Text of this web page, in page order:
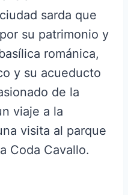
sarda que
su patrimonio y
románica,
y su acueducto
de la
viaje a la
visita al parque
Coda Cavallo.